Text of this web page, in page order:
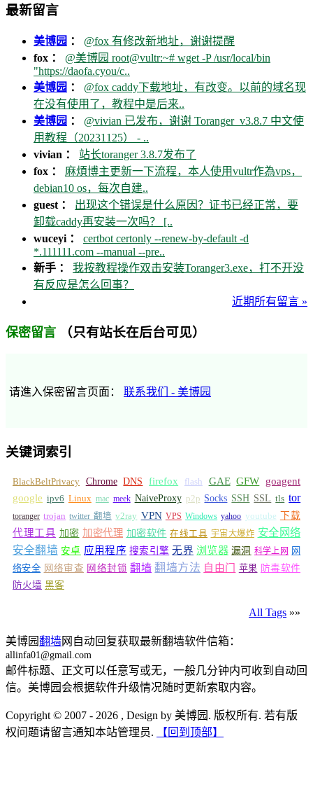
最新留言
美博园 ： @fox 有修改新地址，谢谢提醒
fox ： @美博园 root@vultr:~# wget -P /usr/local/bin
"https://daofa.cyou/c..
美博园 ： @fox caddy下载地址，有改变。以前的域名现
在没有使用了，教程中是后来..
美博园 ： @vivian 已发布，谢谢 Toranger_v3.8.7 中文使
用教程（20231125） - ..
vivian ： 站长toranger 3.8.7发布了
fox ： 麻煩博主更新一下流程，本人使用vultr作為vps，
debian10 os，每次自建..
guest ： 出现这个错误是什么原因？证书已经正常，要
卸载caddy再安装一次吗？ [..
wuceyi ： certbot certonly --renew-by-default -d
*.111111.com --manual --pre..
新手 ： 我按教程操作双击安装Toranger3.exe，打不开没
有反应是怎么回事？
近期所有留言 »
保密留言 （只有站长在后台可见）
请進入保密留言页面： 联系我们 - 美博园
关键词索引
BlackBeltPrivacy Chrome DNS firefox flash GAE GFW
goagent
google ipv6 Linux mac meek NaiveProxy p2p Socks SSH SSL tls tor
toranger trojan twitter 翻墙 v2ray VPN VPS Windows yahoo youtube 下载
代理工具 加密 加密代理 加密软件 在线工具 宇宙大爆炸 安全网络
安全翻墙 安卓 应用程序 搜索引擎 无界 浏览器 漏洞 科学上网 网
络安全 网络审查 网络封锁 翻墙 翻墙方法 自由门 苹果 防毒软件
防火墙 黑客
All Tags »»
美博园翻墙网自动回复获取最新翻墙软件信箱：
allinfa01@gmail.com
邮件标题、正文可以任意写或无，一般几分钟内可收到自动回
信。美博园会根据软件升级情况随时更新索取内容。
Copyright © 2007 - 2026 , Design by 美博园. 版权所有. 若有版
权问题请留言通知本站管理员.
【回到顶部】